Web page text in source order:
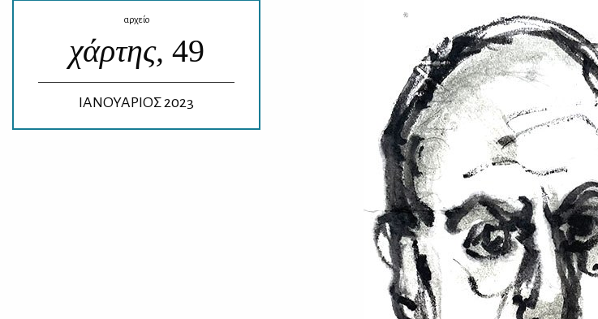
αρχείο
χάρτης, 49
ΙΑΝΟΥΑΡΙΟΣ 2023